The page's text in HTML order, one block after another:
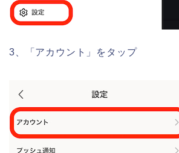
3、「アカウント」をタップ